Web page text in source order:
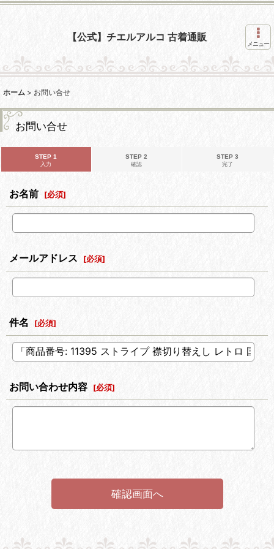
【公式】チエルアルコ 古着通販
メニュー
ホーム > お問い合せ
お問い合せ
STEP 1
入力
STEP 2
確認
STEP 3
完了
お名前 [必須]
メールアドレス [必須]
件名 [必須]
お問い合わせ内容 [必須]
確認画面へ